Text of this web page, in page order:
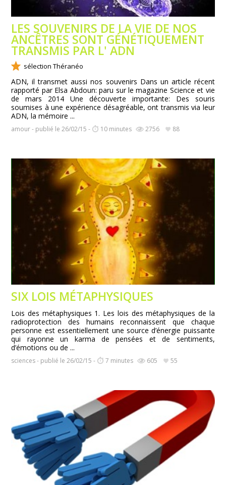
LES SOUVENIRS DE LA VIE DE NOS
ANCÊTRES SONT GÉNÉTIQUEMENT
TRANSMIS PAR L' ADN
sélection Théranéo
ADN, il transmet aussi nos souvenirs Dans un article récent
rapporté par Elsa Abdoun: paru sur le magazine Science et vie
de mars 2014 Une découverte importante: Des souris
soumises à une expérience désagréable, ont transmis via leur
ADN, la mémoire ...
amour - publié le 26/02/15 - 10 minutes 2756 88
SIX LOIS MÉTAPHYSIQUES
Lois des métaphysiques 1. Les lois des métaphysiques de la
radioprotection des humains reconnaissent que chaque
personne est essentiellement une source d’énergie puissante
qui rayonne un karma de pensées et de sentiments,
d’émotions ou de ...
sciences - publié le 26/02/15 - 7 minutes 605 55